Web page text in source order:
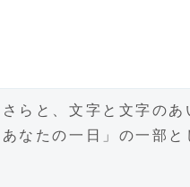
らと、文字と文字の
なたの一日」の一部